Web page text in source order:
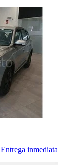
Entrega inmediata